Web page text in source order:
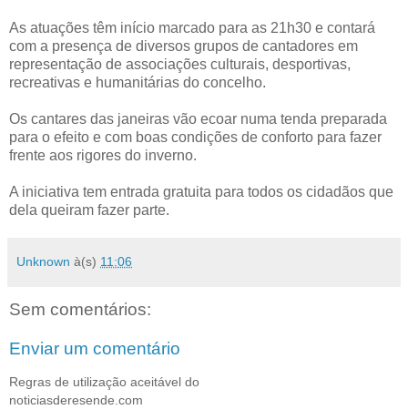
As atuações têm início marcado para as 21h30 e contará
com a presença de diversos grupos de cantadores em
representação de associações culturais, desportivas,
recreativas e humanitárias do concelho.
Os cantares das janeiras vão ecoar numa tenda preparada
para o efeito e com boas condições de conforto para fazer
frente aos rigores do inverno.
A iniciativa tem entrada gratuita para todos os cidadãos que
dela queiram fazer parte.
Unknown à(s) 11:06
Sem comentários:
Enviar um comentário
Regras de utilização aceitável do
noticiasderesende.com